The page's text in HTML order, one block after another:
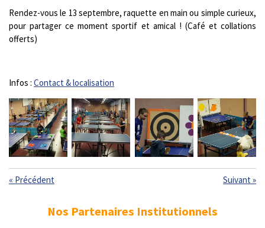
Rendez-vous le 13 septembre, raquette en main ou simple curieux,
pour partager ce moment sportif et amical ! (Café et collations
offerts)
Infos : Contact & localisation
« Précédent Suivant »
Nos Partenaires Institutionnels